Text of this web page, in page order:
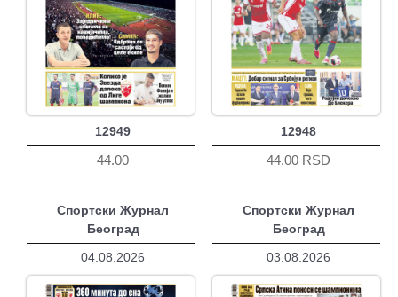
12949
44.00
12948
44.00 RSD
Спортски Журнал
Београд
04.08.2026
Спортски Журнал
Београд
03.08.2026